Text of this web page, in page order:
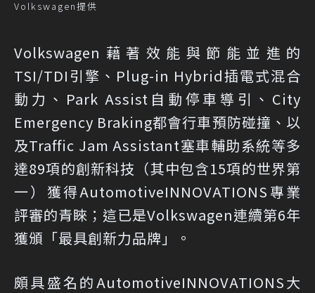
Volkswagen提供
Volkswagen藉著效能與節能並進的
TSI/TDI引擎、Plug-in Hybrid插電式混合
動力、Park Assist自動停車導引、City
Emergency Braking都會行車預防碰撞、以
及Traffic Jam Assistant塞車輔助系統等多
達89項的創新科技（其中包含15項的世界第
一）獲得AutomotiveINNOVATIONS專業
評審的青睞；這已是Volkswagen連續第6年
獲頒「最具創新力品牌」。
頗具盛名的AutomotiveINNOVATIONS大